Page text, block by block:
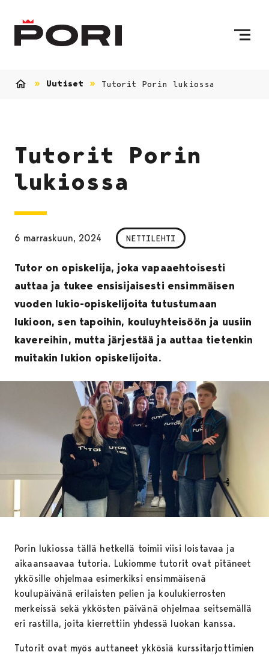
Uutiset Tutorit Porin lukiossa
Tutorit Porin
lukiossa
6 marraskuun, 2024 NETTILEHTI
Tutor on opiskelija, joka vapaaehtoisesti
auttaa ja tukee ensisijaisesti ensimmäisen
vuoden lukio-opiskelijoita tutustumaan
lukioon, sen tapoihin, kouluyhteisöön ja uusiin
kavereihin, mutta järjestää ja auttaa tietenkin
muitakin lukion opiskelijoita.
Porin lukiossa tällä hetkellä toimii viisi loistavaa ja
aikaansaavaa tutoria. Lukiomme tutorit ovat pitäneet
ykkösille ohjelmaa esimerkiksi ensimmäisenä
koulupäivänä erilaisten pelien ja koulukierrosten
merkeissä sekä ykkösten päivänä ohjelmaa seitsemällä
eri rastilla, joita kierrettiin yhdessä luokan kanssa.
Tutorit ovat myös auttaneet ykkösiä kurssitarjottimien